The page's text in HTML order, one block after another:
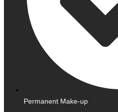
Permanent Make-up